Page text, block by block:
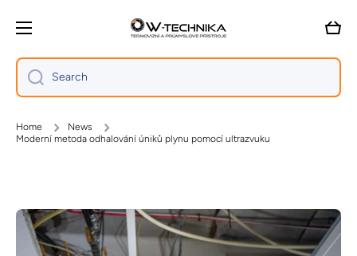
Skip to content
Cart
Search
Home
News
Moderní metoda odhalování úniků plynu pomocí ultrazvuku